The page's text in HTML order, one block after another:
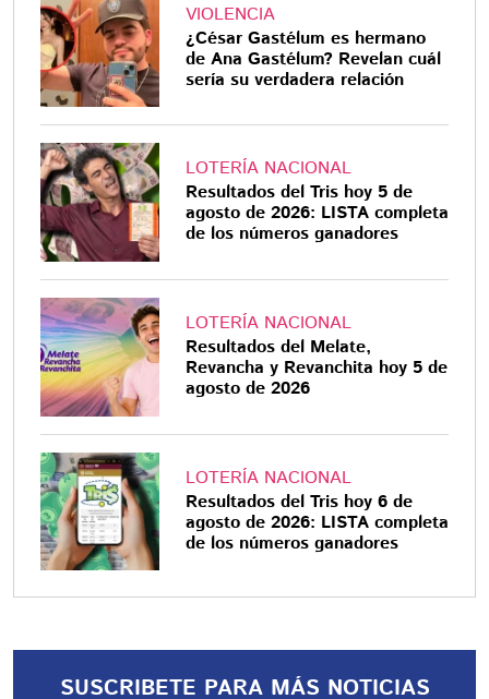
VIOLENCIA
¿César Gastélum es hermano
de Ana Gastélum? Revelan cuál
sería su verdadera relación
LOTERÍA NACIONAL
Resultados del Tris hoy 5 de
agosto de 2026: LISTA completa
de los números ganadores
LOTERÍA NACIONAL
Resultados del Melate,
Revancha y Revanchita hoy 5 de
agosto de 2026
LOTERÍA NACIONAL
Resultados del Tris hoy 6 de
agosto de 2026: LISTA completa
de los números ganadores
SUSCRIBETE PARA MÁS NOTICIAS